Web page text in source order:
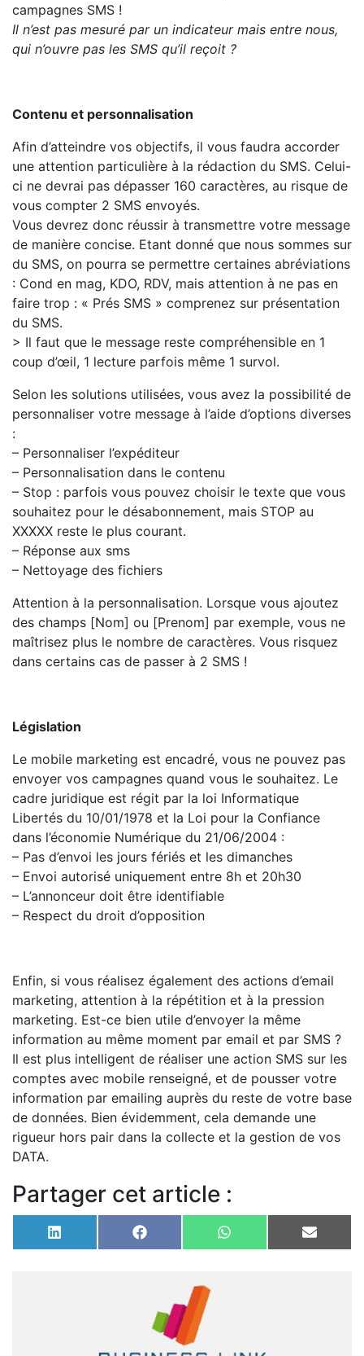
campagnes SMS !
Il n’est pas mesuré par un indicateur mais entre nous,
qui n’ouvre pas les SMS qu’il reçoit ?
Contenu et personnalisation
Afin d’atteindre vos objectifs, il vous faudra accorder
une attention particulière à la rédaction du SMS. Celui-
ci ne devrai pas dépasser 160 caractères, au risque de
vous compter 2 SMS envoyés.
Vous devrez donc réussir à transmettre votre message
de manière concise. Etant donné que nous sommes sur
du SMS, on pourra se permettre certaines abréviations
: Cond en mag, KDO, RDV, mais attention à ne pas en
faire trop : « Prés SMS » comprenez sur présentation
du SMS.
> Il faut que le message reste compréhensible en 1
coup d’œil, 1 lecture parfois même 1 survol.
Selon les solutions utilisées, vous avez la possibilité de
personnaliser votre message à l’aide d’options diverses
:
– Personnaliser l’expéditeur
– Personnalisation dans le contenu
– Stop : parfois vous pouvez choisir le texte que vous
souhaitez pour le désabonnement, mais STOP au
XXXXX reste le plus courant.
– Réponse aux sms
– Nettoyage des fichiers
Attention à la personnalisation. Lorsque vous ajoutez
des champs [Nom] ou [Prenom] par exemple, vous ne
maîtrisez plus le nombre de caractères. Vous risquez
dans certains cas de passer à 2 SMS !
Législation
Le mobile marketing est encadré, vous ne pouvez pas
envoyer vos campagnes quand vous le souhaitez. Le
cadre juridique est régit par la loi Informatique
Libertés du 10/01/1978 et la Loi pour la Confiance
dans l’économie Numérique du 21/06/2004 :
– Pas d’envoi les jours fériés et les dimanches
– Envoi autorisé uniquement entre 8h et 20h30
– L’annonceur doit être identifiable
– Respect du droit d’opposition
Enfin, si vous réalisez également des actions d’email
marketing, attention à la répétition et à la pression
marketing. Est-ce bien utile d’envoyer la même
information au même moment par email et par SMS ?
Il est plus intelligent de réaliser une action SMS sur les
comptes avec mobile renseigné, et de pousser votre
information par emailing auprès du reste de votre base
de données. Bien évidemment, cela demande une
rigueur hors pair dans la collecte et la gestion de vos
DATA.
Partager cet article :
Share
on
Share
on
Share
on
Share
on